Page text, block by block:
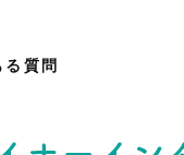
質問